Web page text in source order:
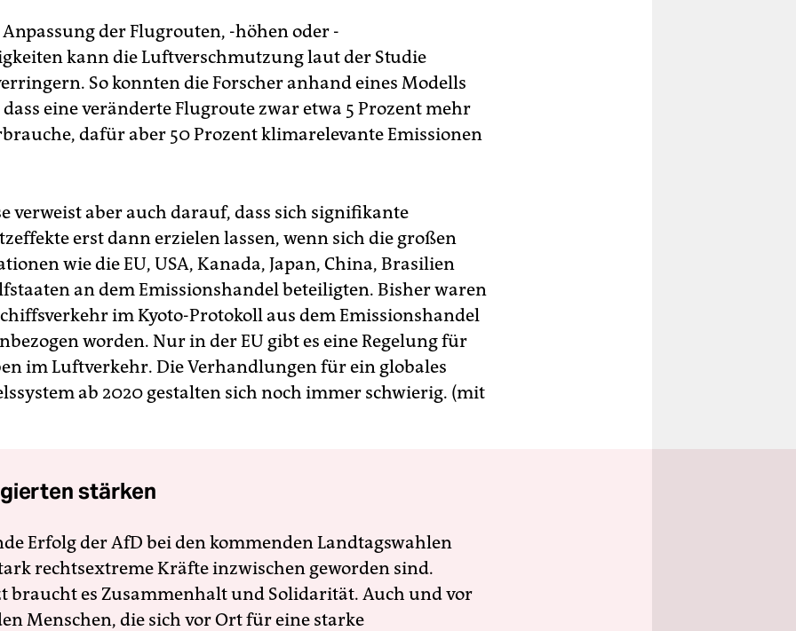
Anpassung der Flugrouten, -höhen oder -
kann die Luftverschmutzung laut der Studie
So konnten die Forscher anhand eines Modells
eine veränderte Flugroute zwar etwa 5 Prozent mehr
dafür aber 50 Prozent klimarelevante Emissionen
verweist aber auch darauf, dass sich signifikante
erst dann erzielen lassen, wenn sich die großen
wie die EU, USA, Kanada, Japan, China, Brasilien
an dem Emissionshandel beteiligten. Bisher waren
im Kyoto-Protokoll aus dem Emissionshandel
worden. Nur in der EU gibt es eine Regelung für
im Luftverkehr. Die Verhandlungen für ein globales
ab 2020 gestalten sich noch immer schwierig. (mit
stärken
Erfolg der AfD bei den kommenden Landtagswahlen
rechtsextreme Kräfte inzwischen geworden sind.
braucht es Zusammenhalt und Solidarität. Auch und vor
Menschen, die sich vor Ort für eine starke